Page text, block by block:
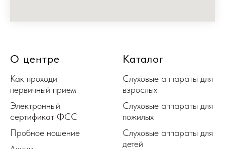
О центре
Как проходит
первичный прием
Электронный
сертификат ФСС
Пробное ношение
Каталог
Слуховые аппараты для
взрослых
Слуховые аппараты для
пожилых
Слуховые аппараты для
детей